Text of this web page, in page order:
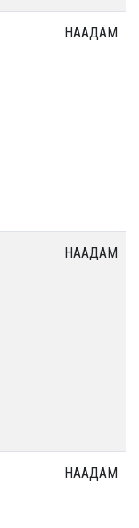
НААДАМ
НААДАМ
НААДАМ